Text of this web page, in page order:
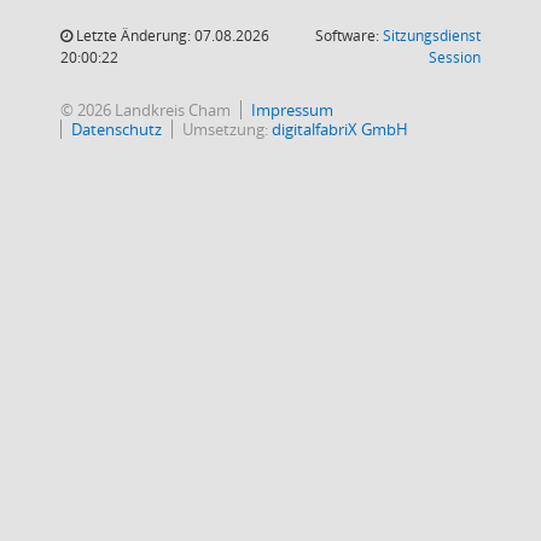
Letzte Änderung: 07.08.2026
20:00:22
Software:Sitzungsdienst
Session(Wird in
© 2026 Landkreis Cham
Impressum
Datenschutz
Umsetzung:digitalfabriX GmbH